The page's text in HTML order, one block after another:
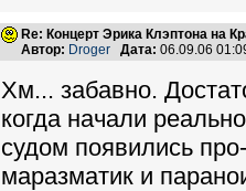
Re: Концерт Эрика Клэптона на
Автор: Droger Дата: 06.09.06
Хм... забавно.
когда начали
судом появились
маразматик и